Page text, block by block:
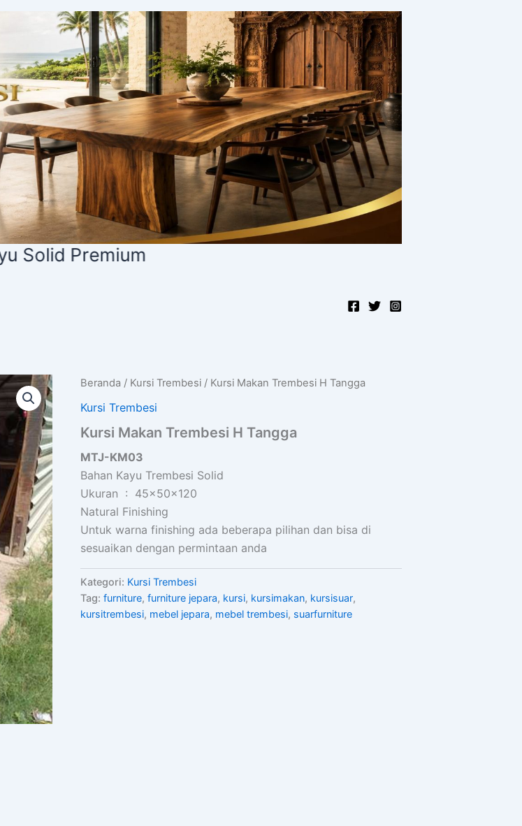
Beranda / Kursi Trembesi / Kursi Makan Trembesi H Tangga
Kursi Trembesi
Kursi Makan Trembesi H Tangga
MTJ-KM03
Bahan Kayu Trembesi Solid
Ukuran : 45x50x120
Natural Finishing
Untuk warna finishing ada beberapa pilihan dan bisa di
sesuaikan dengan permintaan anda
Kategori: Kursi Trembesi
Tag: furniture, furniture jepara, kursi, kursimakan, kursisuar,
kursitrembesi, mebel jepara, mebel trembesi, suarfurniture